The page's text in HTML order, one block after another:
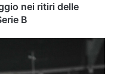
nei ritiri delle
B